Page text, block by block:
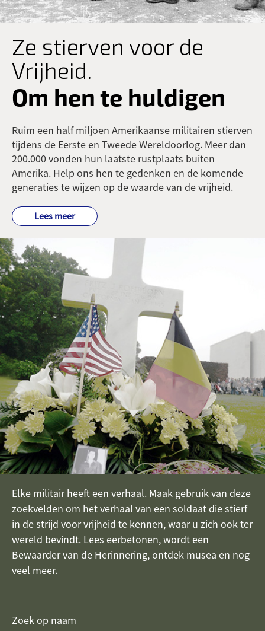
Ze stierven voor de
Vrijheid.
Om hen te huldigen
Ruim een half miljoen Amerikaanse militairen stierven
tijdens de Eerste en Tweede Wereldoorlog. Meer dan
200.000 vonden hun laatste rustplaats buiten
Amerika. Help ons hen te gedenken en de komende
generaties te wijzen op de waarde van de vrijheid.
Lees meer
Elke militair heeft een verhaal. Maak gebruik van deze
zoekvelden om het verhaal van een soldaat die stierf
in de strijd voor vrijheid te kennen, waar u zich ook ter
wereld bevindt. Lees eerbetonen, wordt een
Bewaarder van de Herinnering, ontdek musea en nog
veel meer.
Zoek op naam